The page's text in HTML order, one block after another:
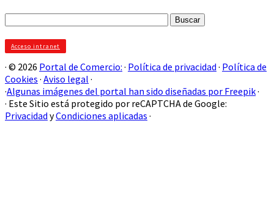
Acceso intranet
· © 2026 Portal de Comercio: · Política de privacidad · Política de
Cookies · Aviso legal ·
·Algunas imágenes del portal han sido diseñadas por Freepik·
· Este Sitio está protegido por reCAPTCHA de Google:
Privacidad yCondiciones aplicadas ·